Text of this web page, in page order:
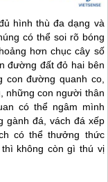
hình thù đa dạng và
có thể soi rõ bóng
hơn chục cây số
đường đất đỏ hai bên
con đường quanh co,
những con người thân
có thể ngâm mình
gành đá, vách đá xếp
có thể thưởng thức
không còn gì thú vị